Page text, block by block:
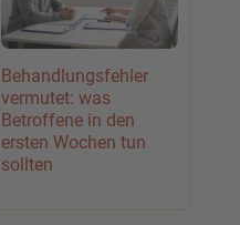
Behandlungsfehler
vermutet: was
Betroffene in den
ersten Wochen tun
sollten